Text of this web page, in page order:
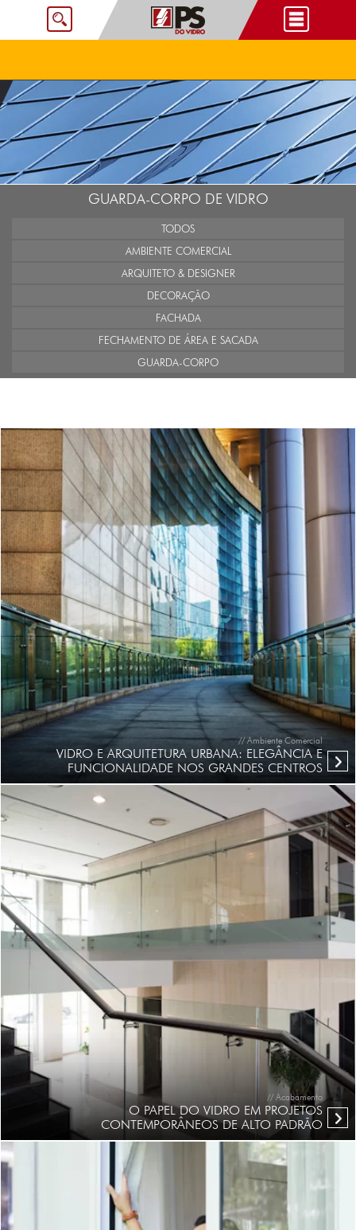
GUARDA-CORPO DE VIDRO
TODOS
AMBIENTE COMERCIAL
ARQUITETO & DESIGNER
DECORAÇÃO
FACHADA
FECHAMENTO DE ÁREA E SACADA
GUARDA-CORPO
// Ambiente Comercial
VIDRO E ARQUITETURA URBANA: ELEGÂNCIA E
FUNCIONALIDADE NOS GRANDES CENTROS
// Acabamento
O PAPEL DO VIDRO EM PROJETOS
CONTEMPORÂNEOS DE ALTO PADRÃO